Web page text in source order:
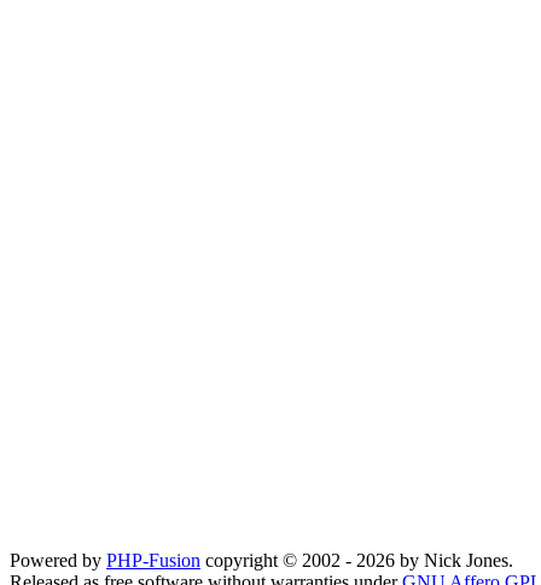
Powered by PHP-Fusion copyright © 2002 - 2026 by Nick Jones.